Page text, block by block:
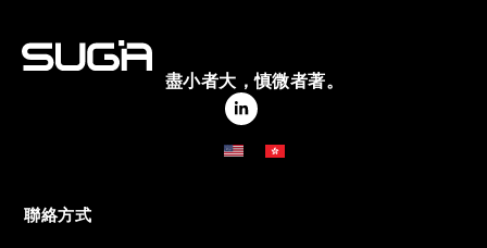
盡小者大，慎微者著。
聯絡方式